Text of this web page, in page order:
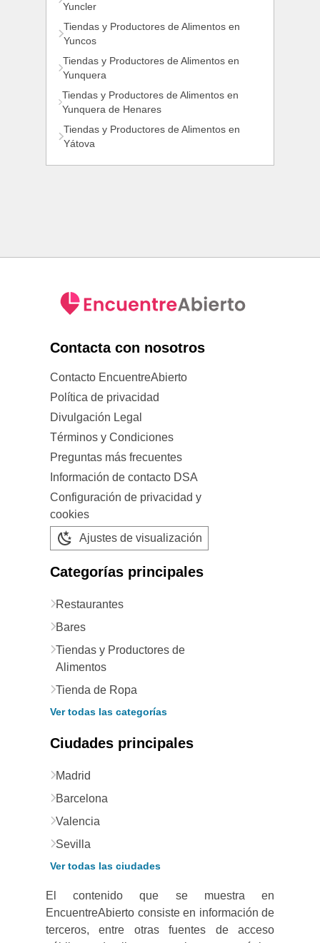
Yuncler
Tiendas y Productores de Alimentos en
Yuncos
Tiendas y Productores de Alimentos en
Yunquera
Tiendas y Productores de Alimentos en
Yunquera de Henares
Tiendas y Productores de Alimentos en
Yátova
Contacta con nosotros
Contacto EncuentreAbierto
Política de privacidad
Divulgación Legal
Términos y Condiciones
Preguntas más frecuentes
Información de contacto DSA
Configuración de privacidad y
cookies
Ajustes de visualización
Categorías principales
Restaurantes
Bares
Tiendas y Productores de
Alimentos
Tienda de Ropa
Ver todas las categorías
Ciudades principales
Madrid
Barcelona
Valencia
Sevilla
Ver todas las ciudades
El contenido que se muestra en
EncuentreAbierto consiste en información de
terceros, entre otras fuentes de acceso